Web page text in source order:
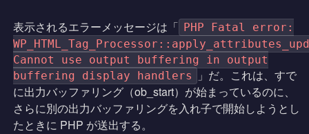
表示されるエラーメッセージは「 PHP Fatal error:
Cannot use output buffering in output
buffering display handlers
」だ。これは、すで
に出力バッファリング（ob_start）が始まっているのに、
さらに別の出力バッファリングを入れ子で開始しようとし
たときに PHP が送出する。